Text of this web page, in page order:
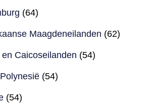
(64)
Maagdeneilanden (62)
en Caicoseilanden (54)
(54)
(54)